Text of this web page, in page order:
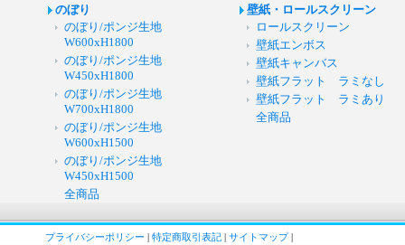
のぼり
のぼり/ポンジ生地
W600xH1800
のぼり/ポンジ生地
W450xH1800
のぼり/ポンジ生地
W700xH1800
のぼり/ポンジ生地
W600xH1500
のぼり/ポンジ生地
W450xH1500
全商品
壁紙・ロールスクリーン
ロールスクリーン
壁紙エンボス
壁紙キャンバス
壁紙フラット ラミなし
壁紙フラット ラミあり
全商品
プライバシーポリシー | 特定商取引表記 | サイトマップ|